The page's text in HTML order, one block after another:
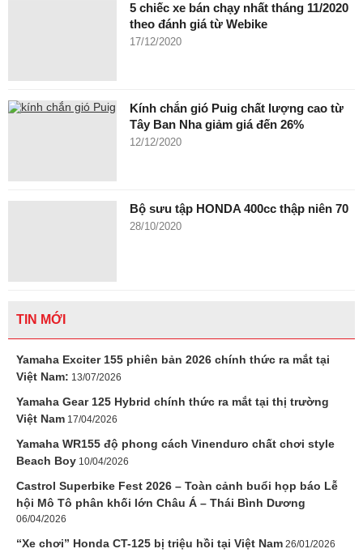
5 chiếc xe bán chạy nhất tháng 11/2020
theo đánh giá từ Webike
17/12/2020
Kính chắn gió Puig chất lượng cao từ
Tây Ban Nha giảm giá đến 26%
12/12/2020
Bộ sưu tập HONDA 400cc thập niên 70
28/10/2020
TIN MỚI
Yamaha Exciter 155 phiên bản 2026 chính thức ra mắt tại
Việt Nam: 13/07/2026
Yamaha Gear 125 Hybrid chính thức ra mắt tại thị trường
Việt Nam 17/04/2026
Yamaha WR155 độ phong cách Vinenduro chất chơi style
Beach Boy 10/04/2026
Castrol Superbike Fest 2026 – Toàn cảnh buổi họp báo Lễ
hội Mô Tô phân khối lớn Châu Á – Thái Bình Dương
06/04/2026
“Xe chơi” Honda CT-125 bị triệu hồi tại Việt Nam 26/01/2026